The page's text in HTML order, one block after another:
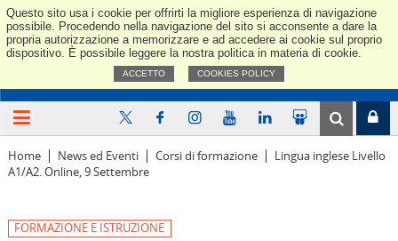
Questo sito usa i cookie per offrirti la migliore esperienza di navigazione
possibile. Procedendo nella navigazione del sito si acconsente a dare la
propria autorizzazione a memorizzare e ad accedere ai cookie sul proprio
dispositivo. È possibile leggere la nostra politica in materia di cookie.
ACCETTO COOKIES POLICY
Home News ed Eventi Corsi di formazione
Lingua inglese Livello
A1/A2. Online, 9 Settembre
FORMAZIONE E ISTRUZIONE